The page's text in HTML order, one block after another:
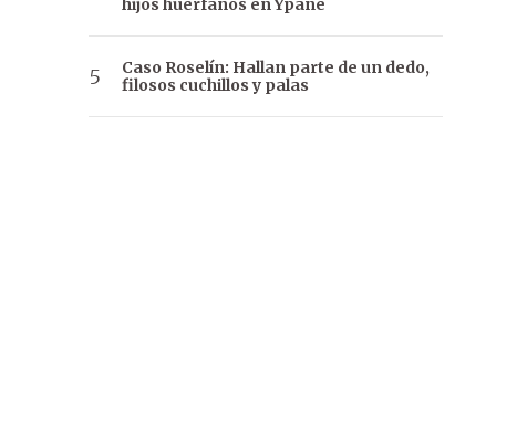
hijos huérfanos en Ypané
Caso Roselín: Hallan parte de un dedo,
filosos cuchillos y palas